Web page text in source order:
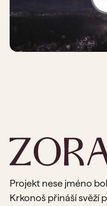
Projekt nese jméno
Krkonoš přináší svěží